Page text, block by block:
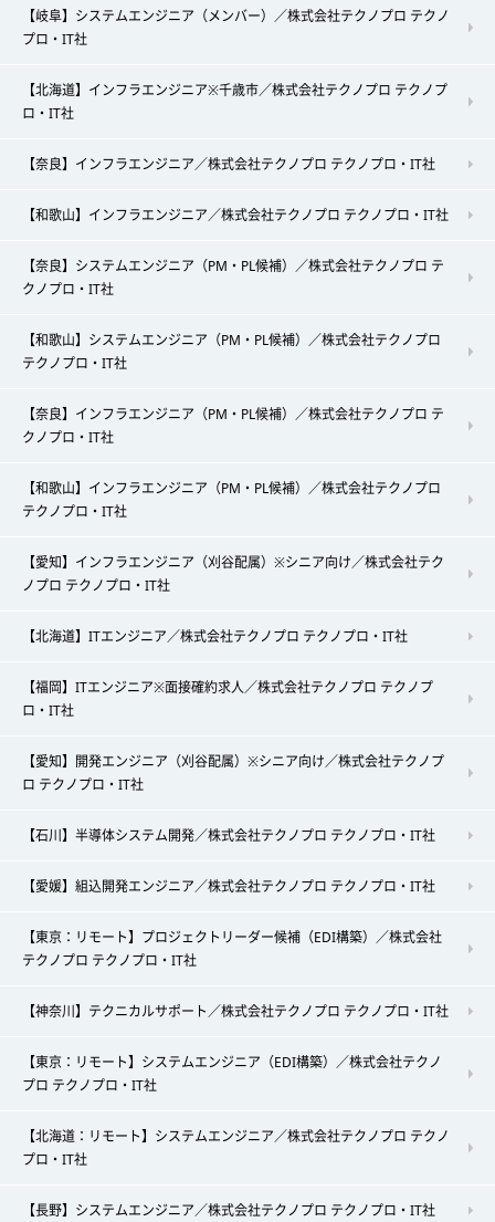
【岐阜】システムエンジニア（メンバー）／株式会社テクノプロ テクノ
プロ・IT社
【北海道】インフラエンジニア※千歳市／株式会社テクノプロ テクノプ
ロ・IT社
【奈良】インフラエンジニア／株式会社テクノプロ テクノプロ・IT社
【和歌山】インフラエンジニア／株式会社テクノプロ テクノプロ・IT社
【奈良】システムエンジニア（PM・PL候補）／株式会社テクノプロ テ
クノプロ・IT社
【和歌山】システムエンジニア（PM・PL候補）／株式会社テクノプロ
テクノプロ・IT社
【奈良】インフラエンジニア（PM・PL候補）／株式会社テクノプロ テ
クノプロ・IT社
【和歌山】インフラエンジニア（PM・PL候補）／株式会社テクノプロ
テクノプロ・IT社
【愛知】インフラエンジニア（刈谷配属）※シニア向け／株式会社テク
ノプロ テクノプロ・IT社
【北海道】ITエンジニア／株式会社テクノプロ テクノプロ・IT社
【福岡】ITエンジニア※面接確約求人／株式会社テクノプロ テクノプ
ロ・IT社
【愛知】開発エンジニア（刈谷配属）※シニア向け／株式会社テクノプ
ロ テクノプロ・IT社
【石川】半導体システム開発／株式会社テクノプロ テクノプロ・IT社
【愛媛】組込開発エンジニア／株式会社テクノプロ テクノプロ・IT社
【東京：リモート】プロジェクトリーダー候補（EDI構築）／株式会社
テクノプロ テクノプロ・IT社
【神奈川】テクニカルサポート／株式会社テクノプロ テクノプロ・IT社
【東京：リモート】システムエンジニア（EDI構築）／株式会社テクノ
プロ テクノプロ・IT社
【北海道：リモート】システムエンジニア／株式会社テクノプロ テクノ
プロ・IT社
【長野】システムエンジニア／株式会社テクノプロ テクノプロ・IT社